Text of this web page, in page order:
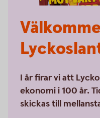
I år firar vi att
ekonomi i 100 år.
skickas till